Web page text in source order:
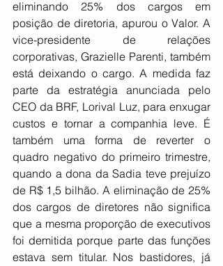
eliminando 25% dos cargos em
posição de diretoria, apurou o Valor. A
vice-presidente de relações
corporativas, Grazielle Parenti, também
está deixando o cargo. A medida faz
parte da estratégia anunciada pelo
CEO da BRF, Lorival Luz, para enxugar
custos e tornar a companhia leve. É
também uma forma de reverter o
quadro negativo do primeiro trimestre,
quando a dona da Sadia teve prejuízo
de R$ 1,5 bilhão. A eliminação de 25%
dos cargos de diretores não significa
que a mesma proporção de executivos
foi demitida porque parte das funções
estava sem titular. Nos bastidores, já